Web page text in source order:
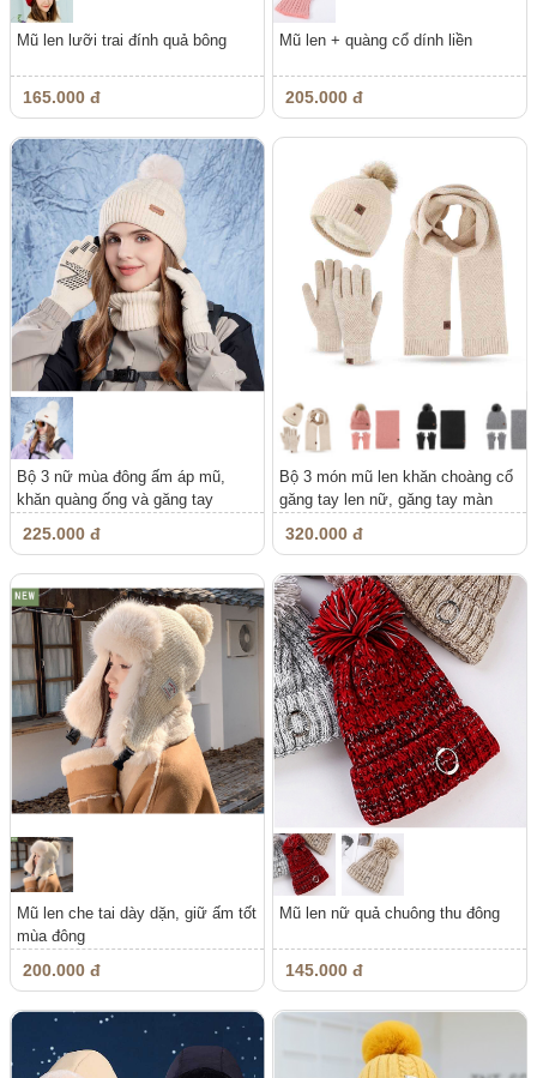
Mũ len lưỡi trai đính quả bông
165.000 đ
Mũ len + quàng cổ dính liền
205.000 đ
Bộ 3 nữ mùa đông ấm áp mũ,
khăn quàng ống và găng tay
225.000 đ
Bộ 3 món mũ len khăn choàng cổ
găng tay len nữ, găng tay màn
320.000 đ
Mũ len che tai dày dặn, giữ ấm tốt
mùa đông
200.000 đ
Mũ len nữ quả chuông thu đông
145.000 đ